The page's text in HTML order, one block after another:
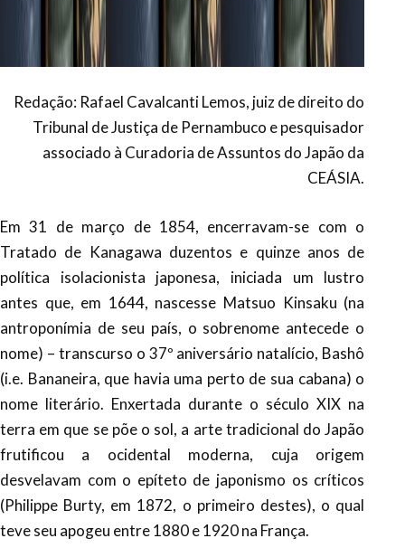
Redação: Rafael Cavalcanti Lemos, juiz de direito do
Tribunal de Justiça de Pernambuco e pesquisador
associado à Curadoria de Assuntos do Japão da
CEÁSIA.
Em 31 de março de 1854, encerravam-se com o
Tratado de Kanagawa duzentos e quinze anos de
política isolacionista japonesa, iniciada um lustro
antes que, em 1644, nascesse Matsuo Kinsaku (na
antroponímia de seu país, o sobrenome antecede o
nome) – transcurso o 37º aniversário natalício, Bashô
(i.e. Bananeira, que havia uma perto de sua cabana) o
nome literário. Enxertada durante o século XIX na
terra em que se põe o sol, a arte tradicional do Japão
frutificou a ocidental moderna, cuja origem
desvelavam com o epíteto de japonismo os críticos
(Philippe Burty, em 1872, o primeiro destes), o qual
teve seu apogeu entre 1880 e 1920 na França.